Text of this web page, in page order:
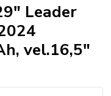
Leader
vel.16,5"